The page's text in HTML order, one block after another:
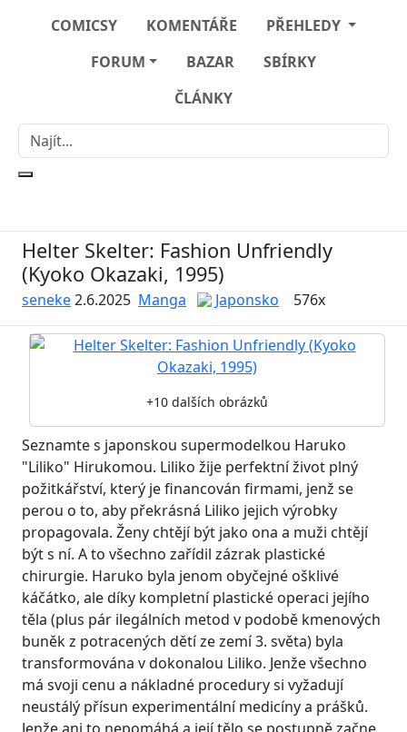
COMICSY KOMENTÁŘE
PŘEHLEDY
FORUM
BAZAR
SBÍRKY
ČLÁNKY
Helter Skelter: Fashion Unfriendly
(Kyoko Okazaki, 1995)
seneke2.6.2025 Manga Japonsko 576x
+10 dalších obrázků
Seznamte s japonskou supermodelkou Haruko
"Liliko" Hirukomou. Liliko žije perfektní život plný
požitkářství, který je financován firmami, jenž se
perou o to, aby překrásná Liliko jejich výrobky
propagovala. Ženy chtějí být jako ona a muži chtějí
být s ní. A to všechno zařídil zázrak plastické
chirurgie. Haruko byla jenom obyčejné ošklivé
káčátko, ale díky kompletní plastické operaci jejího
těla (plus pár ilegálních metod v podobě kmenových
buněk z potracených dětí ze zemí 3. světa) byla
transformována v dokonalou Liliko. Jenže všechno
má svoji cenu a nákladné procedury si vyžadují
neustálý přísun experimentální medicíny a prášků.